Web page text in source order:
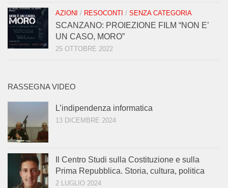
AZIONI / RESOCONTI / SENZA CATEGORIA
SCANZANO: PROIEZIONE FILM “NON E’
UN CASO, MORO”
25 OTTOBRE 2022
RASSEGNA VIDEO
L’indipendenza informatica
13 DICEMBRE 2024
Il Centro Studi sulla Costituzione e sulla
Prima Repubblica. Storia, cultura, politica
2 LUGLIO 2024